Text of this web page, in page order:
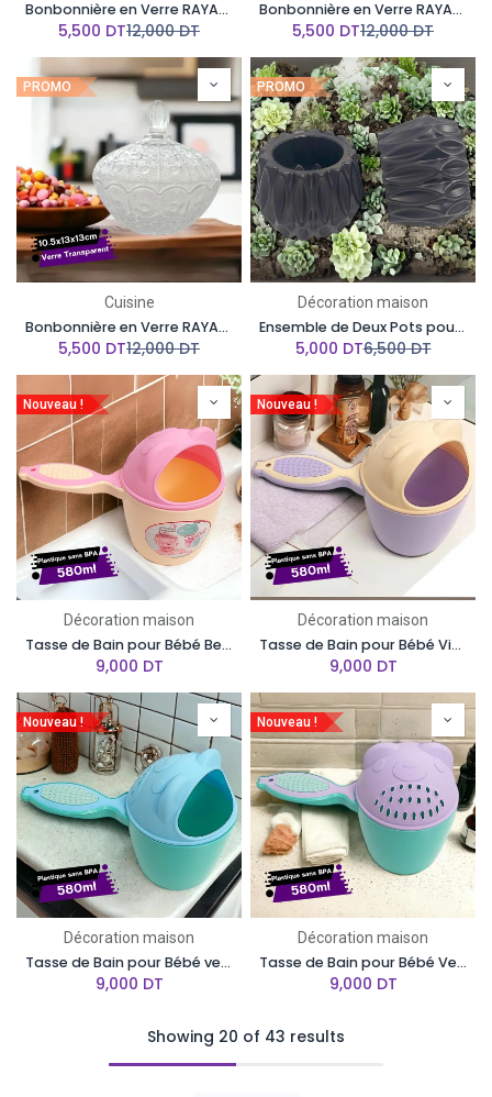
Bonbonnière en Verre RAYAN modèle Flower
5,500 DT12,000DT
Bonbonnière en Verre RAYAN modèle Oriental
5,500 DT12,000DT
PROMO
Cuisine
Bonbonnière en Verre RAYAN Modèle Bohemia
5,500 DT12,000DT
PROMO
Décoration maison
Ensemble de Deux Pots pour Plantes ou Pour Arrangement MOTIEV
5,000 DT6,500DT
Nouveau !
Décoration maison
Tasse de Bain pour Bébé Beige avec Couvercle Rose Safari Cook Plast
9,000 DT
Nouveau !
Décoration maison
Tasse de Bain pour Bébé Violet avec Couvercle Beige Safari Cook Plast
9,000 DT
Nouveau !
Décoration maison
Tasse de Bain pour Bébé vert avec Couvercle Bleu Ciel Safari Cook Plast
9,000 DT
Nouveau !
Décoration maison
Tasse de Bain pour Bébé Vert avec Couvercle Violet Safari Cook Plast
9,000 DT
Showing 20 of 43 results